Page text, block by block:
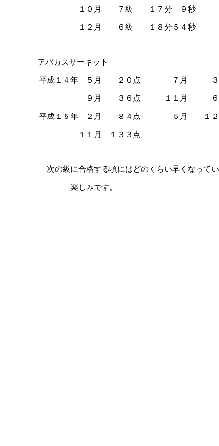
１０月 ７級 １７分 ９秒
１２月 ６級 １８分５４秒
アバカスサーキット
平成１４年 ５月 ２０点 ７月 ３
９月 ３６点 １１月 ６
平成１５年 ２月 ８４点 ５月 １２
１１月 １３３点
次の級に合格する頃にはどのくらい早くなって
楽しみです。